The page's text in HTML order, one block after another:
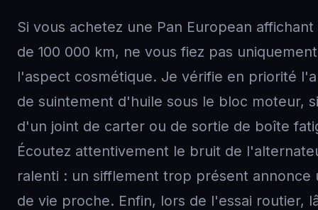
Si vous achetez une Pan European
de 100 000 km, ne vous fiez pas
l'aspect cosmétique. Je vérifie en priorité
de suintement d'huile sous le bloc moteur,
d'un joint de carter ou de sortie de boîte
Écoutez attentivement le bruit de
ralenti : un sifflement trop présent annonce
de vie proche. Enfin, lors de l'essai routier,